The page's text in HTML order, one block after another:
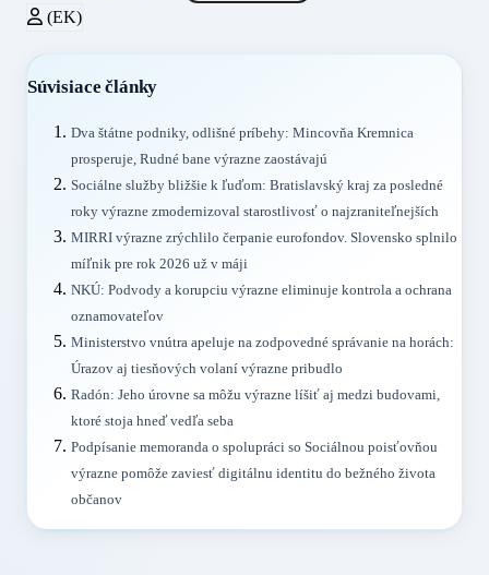
(EK)
Súvisiace články
Dva štátne podniky, odlišné príbehy: Mincovňa Kremnica
prosperuje, Rudné bane výrazne zaostávajú
Sociálne služby bližšie k ľuďom: Bratislavský kraj za posledné
roky výrazne zmodernizoval starostlivosť o najzraniteľnejších
MIRRI výrazne zrýchlilo čerpanie eurofondov. Slovensko splnilo
míľnik pre rok 2026 už v máji
NKÚ: Podvody a korupciu výrazne eliminuje kontrola a ochrana
oznamovateľov
Ministerstvo vnútra apeluje na zodpovedné správanie na horách:
Úrazov aj tiesňových volaní výrazne pribudlo
Radón: Jeho úrovne sa môžu výrazne líšiť aj medzi budovami,
ktoré stoja hneď vedľa seba
Podpísanie memoranda o spolupráci so Sociálnou poisťovňou
výrazne pomôže zaviesť digitálnu identitu do bežného života
občanov